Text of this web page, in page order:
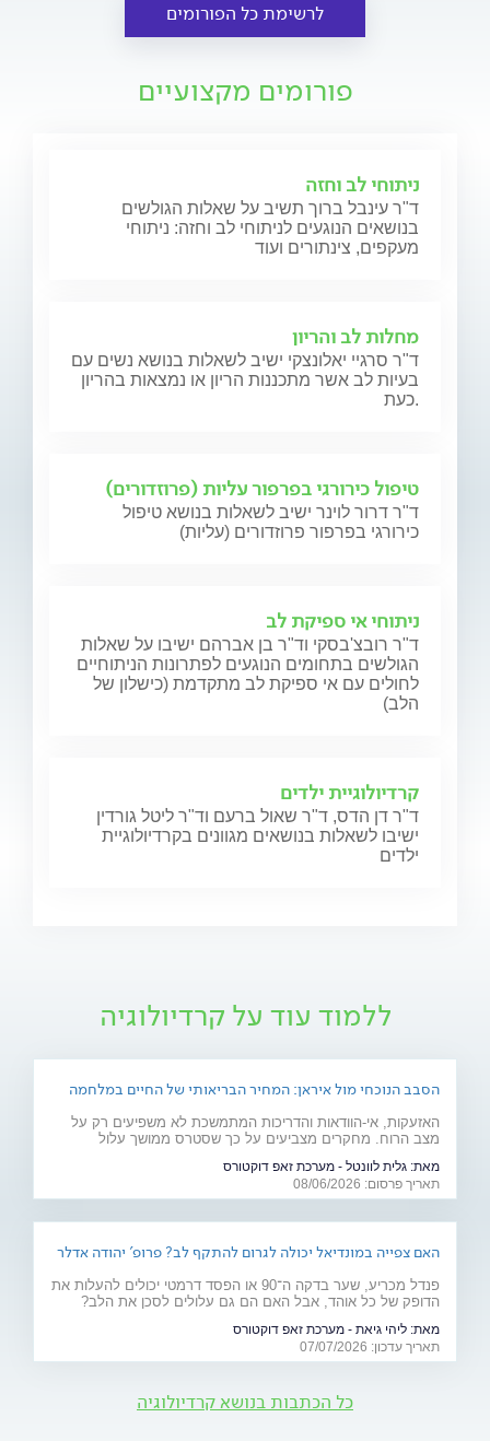
לרשימת כל הפורומים
פורומים מקצועיים
ניתוחי לב וחזה
ד"ר עינבל ברוך תשיב על שאלות הגולשים
בנושאים הנוגעים לניתוחי לב וחזה: ניתוחי
מעקפים, צינתורים ועוד
מחלות לב והריון
ד"ר סרגיי יאלונצקי ישיב לשאלות בנושא נשים עם
בעיות לב אשר מתכננות הריון או נמצאות בהריון
כעת.
טיפול כירורגי בפרפור עליות (פרוזדורים)
ד"ר דרור לוינר ישיב לשאלות בנושא טיפול
כירורגי בפרפור פרוזדורים (עליות)
ניתוחי אי ספיקת לב
ד"ר רובצ'בסקי וד"ר בן אברהם ישיבו על שאלות
הגולשים בתחומים הנוגעים לפתרונות הניתוחיים
לחולים עם אי ספיקת לב מתקדמת (כישלון של
הלב)
קרדיולוגיית ילדים
ד"ר דן הדס, ד"ר שאול ברעם וד"ר ליטל גורדין
ישיבו לשאלות בנושאים מגוונים בקרדיולוגיית
ילדים
ללמוד עוד על קרדיולוגיה
הסבב הנוכחי מול איראן: המחיר הבריאותי של החיים במלחמה
האזעקות, אי-הוודאות והדריכות המתמשכת לא משפיעים רק על
מצב הרוח. מחקרים מצביעים על כך שסטרס ממושך עלול
מהלב ועד העור, אילו תופעות בריאותיות עלולות להתגבר בתקופות
של מתיחות ביטחונית ומה ניתן לעשות כדי לשמור על הבריאות
מאת: גלית לוונטל - מערכת זאפ דוקטורס
תאריך פרסום: 08/06/2026
האם צפייה במונדיאל יכולה לגרום להתקף לב? פרופ' יהודה אדלר
פנדל מכריע, שער בדקה ה־90 או הפסד דרמטי יכולים להעלות את
הדופק של כל אוהד, אבל האם הם גם עלולים לסכן את הלב?
מה באמת קורה בגוף בזמן התרגשות קיצונית, מי נמצא בקבוצת
הסיכון ואיך אפשר ליהנות מהמשחקים בלי לסכן את הבריאות.
מאת: ליהי גיאת - מערכת זאפ דוקטורס
תאריך עדכון: 07/07/2026
כל הכתבות בנושא קרדיולוגיה